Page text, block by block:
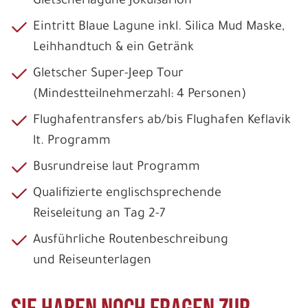
Eintritt Blaue Lagune inkl. Silica Mud Maske,
Leihhandtuch & ein Getränk
Gletscher Super-Jeep Tour
(Mindestteilnehmerzahl: 4 Personen)
Flughafentransfers ab/bis Flughafen Keflavik
lt. Programm
Busrundreise laut Programm
Qualifizierte englischsprechende
Reiseleitung an Tag 2-7
Ausführliche Routenbeschreibung
und Reiseunterlagen